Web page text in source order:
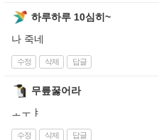
하루하루 10심히~
나 죽네
수정 삭제 답글
무릎꿇어라
ㅗㅜㅑ
수정 삭제 답글